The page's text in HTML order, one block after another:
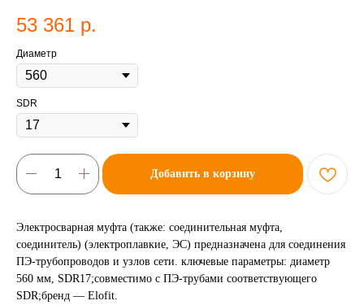
53 361 р.
Диаметр
SDR
Добавить в корзину
Электросварная муфта (также: соединительная муфта,
соединитель) (электроплавкие, ЭС) предназначена для соединения
ПЭ-трубопроводов и узлов сети. ключевые параметры: диаметр
560 мм, SDR17;совместимо с ПЭ-трубами соответствующего
SDR;бренд — Elofit.